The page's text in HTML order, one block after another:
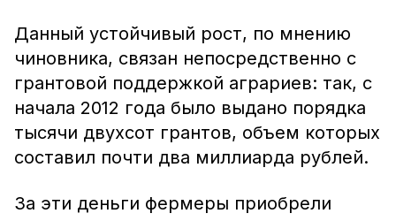
Данный устойчивый рост, по мнению
чиновника, связан непосредственно с
грантовой поддержкой аграриев: так, с
начала 2012 года было выдано порядка
тысячи двухсот грантов, объем которых
составил почти два миллиарда рублей.
За эти деньги фермеры приобрели